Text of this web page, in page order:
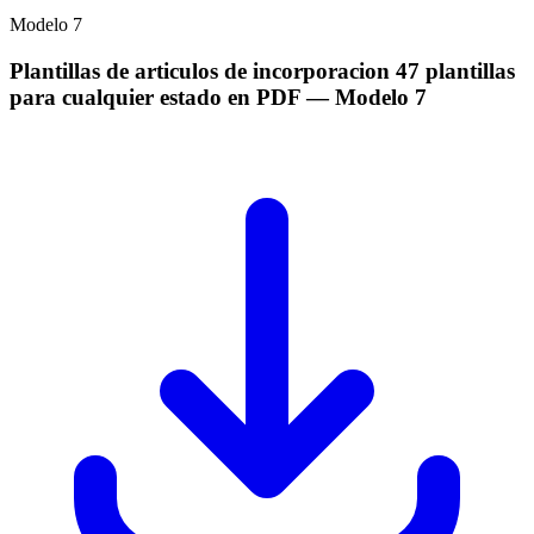
Modelo 7
Plantillas de articulos de incorporacion 47 plantillas
para cualquier estado en PDF— Modelo 7